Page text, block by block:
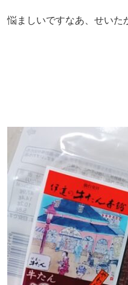
悩ましいですなあ、せいた